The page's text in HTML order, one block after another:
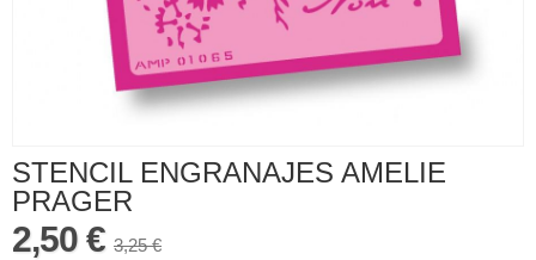
STENCIL ENGRANAJES AMELIE
PRAGER
2,50 € 3,25 €